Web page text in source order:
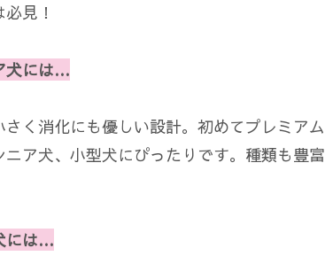
見！
犬には…
く消化にも優しい設計。初めてプレミアム
ア犬、小型犬にぴったりです。種類も豊富
には…